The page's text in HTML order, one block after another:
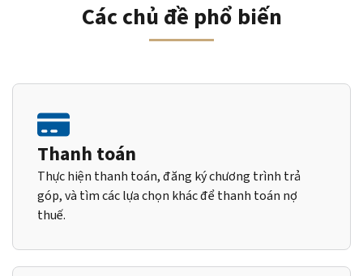
Các chủ đề phổ biến
Thanh toán
Thực hiện thanh toán, đăng ký chương trình trả
góp, và tìm các lựa chọn khác để thanh toán nợ
thuế.